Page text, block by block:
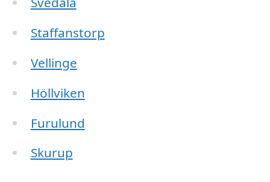
Staffanstorp
Vellinge
Höllviken
Furulund
Skurup